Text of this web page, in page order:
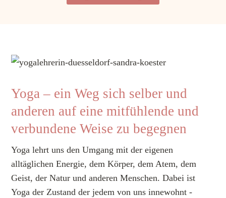
Yoga – ein Weg sich selber und
anderen auf eine mitfühlende und
verbundene Weise zu begegnen
Yoga lehrt uns den Umgang mit der eigenen
alltäglichen Energie, dem Körper, dem Atem, dem
Geist, der Natur und anderen Menschen. Dabei ist
Yoga der Zustand der jedem von uns innewohnt -